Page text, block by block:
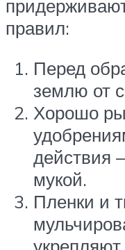
правил:
Перед
землю от
Хорошо
действия
мукой.
Пленки и